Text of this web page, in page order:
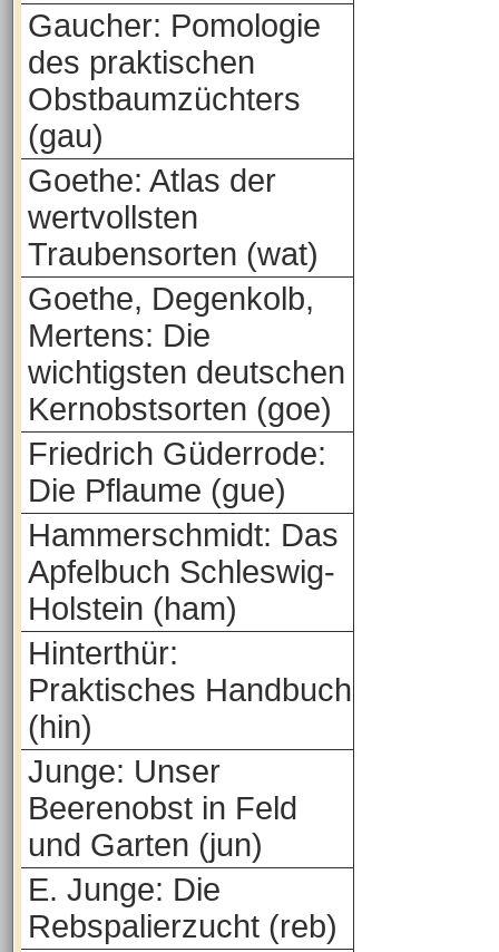
Gaucher: Pomologie
des praktischen
Obstbaumzüchters
(gau)
Goethe: Atlas der
wertvollsten
Traubensorten (wat)
Goethe, Degenkolb,
Mertens: Die
wichtigsten deutschen
Kernobstsorten (goe)
Friedrich Güderrode:
Die Pflaume (gue)
Hammerschmidt: Das
Apfelbuch Schleswig-
Holstein (ham)
Hinterthür:
Praktisches Handbuch
(hin)
Junge: Unser
Beerenobst in Feld
und Garten (jun)
E. Junge: Die
Rebspalierzucht (reb)